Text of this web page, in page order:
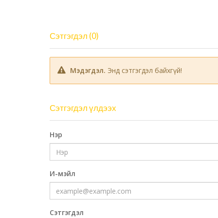
Сэтгэгдэл (0)
Мэдэгдэл. Энд сэтгэгдэл байхгүй!
Сэтгэгдэл үлдээх
Нэр
И-мэйл
Сэтгэгдэл